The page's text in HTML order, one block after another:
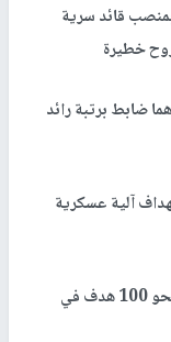
قائد سرية
ضابط برتبة رائد
آلية عسكرية
وقالت القناة الـ12 الإسرائيلية إن الجيش قصف نحو 100 هدف في